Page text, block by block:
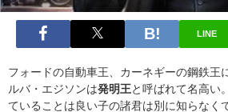
LINE
フォードの自動車王、カーネギーの鋼鉄王
ルバ・エジソンは発明王 と呼ばれて名高い
ていることは良い子の諸君は別に知らなく